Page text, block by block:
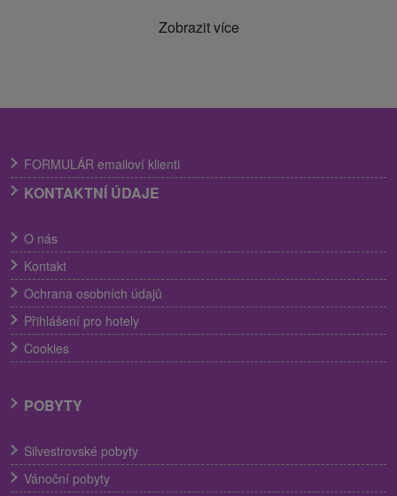
Zobrazit více
FORMULÁR emailoví klienti
KONTAKTNÍ ÚDAJE
O nás
Kontakt
Ochrana osobních údajů
Přihlášení pro hotely
Cookies
POBYTY
Silvestrovské pobyty
Vánoční pobyty